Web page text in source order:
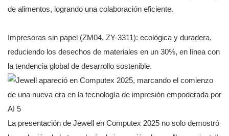
de alimentos, logrando una colaboración eficiente.
Impresoras sin papel (ZM04, ZY-3311): ecológica y duradera,
reduciendo los desechos de materiales en un 30%, en línea con
la tendencia global de desarrollo sostenible.
La presentación de Jewell en Computex 2025 no solo demostró